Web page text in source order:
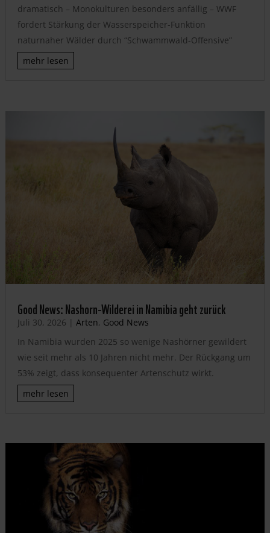
dramatisch – Monokulturen besonders anfällig – WWF
fordert Stärkung der Wasserspeicher-Funktion
naturnaher Wälder durch “Schwammwald-Offensive”
mehr lesen
Good News: Nashorn-Wilderei in Namibia geht zurück
Juli 30, 2026 | Arten, Good News
In Namibia wurden 2025 so wenige Nashörner gewildert
wie seit mehr als 10 Jahren nicht mehr. Der Rückgang um
53% zeigt, dass konsequenter Artenschutz wirkt.
mehr lesen